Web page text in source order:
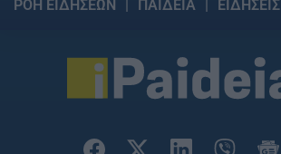
ΡΟΗ ΕΙΔΗΣΕΩΝ ΠΑΙΔΕΙΑ ΕΙΔΗΣΕΙΣ